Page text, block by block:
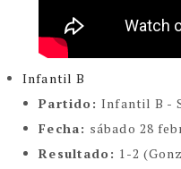
Infantil B
Partido:Infantil B -
Fecha: sábado 28
Resultado: 1-2